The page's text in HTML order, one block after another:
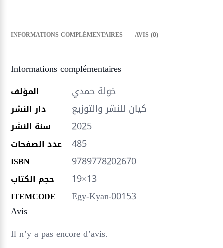
INFORMATIONS COMPLÉMENTAIRES AVIS (0)
Informations complémentaires
المؤلف خولة حمدي
دار النشر كيان للنشر والتوزيع
سنة النشر 2025
عدد الصفحات 485
ISBN 9789778202670
حجم الكتاب 19×13
ITEMCODE
Egy-Kyan-00153
Avis
Il n’y a pas encore d’avis.